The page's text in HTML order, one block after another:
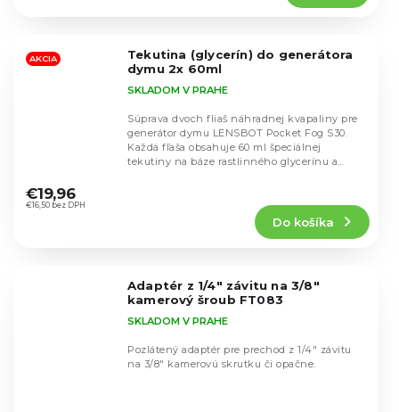
hviezdičiek.
AKCIA
Tekutina (glycerín) do generátora
dymu 2x 60ml
hodnotenie
produktu
SKLADOM V PRAHE
€16,50 bez DPH
€19,96
Do košíka
Súprava dvoch fliaš náhradnej kvapaliny pre
generátor dymu LENSBOT Pocket Fog S30.
Každá fľaša obsahuje 60 ml špeciálnej
tekutiny na báze rastlinného glycerínu a
Adaptér z 1/4" závitu na 3/8"
kamerový šroub FT083
SKLADOM V PRAHE
Pozlátený adaptér pre prechod z 1/4" závitu
na 3/8" kamerovú skrutku či opačne.